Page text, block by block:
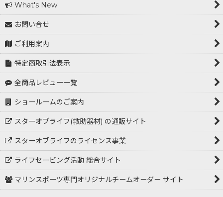
What's New
お問い合せ
ご利用案内
特定商取引法表示
全商品レビュー一覧
ショールームのご案内
スターオブライフ(救助器材) の通販サイト
スターオブライフのライセンス事業
ライフセービング活動 総合サイト
マリンスポーツ専門オリジナルチームオーダー サイト